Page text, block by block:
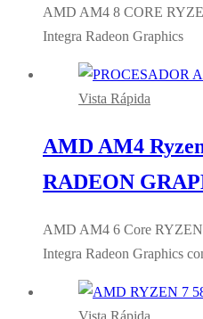
AMD AM4 8 CORE
Integra Radeon Graphics
Vista Rápida
AMD AM4
RADEON
AMD AM4 6 Core
Integra Radeon Graphics
Vista Rápida